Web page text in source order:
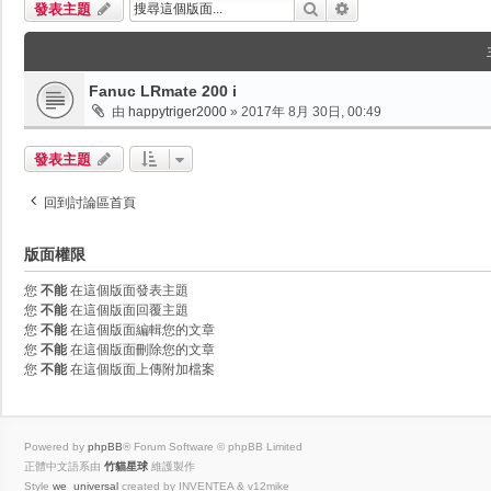
發表主題 搜尋
Fanuc LRmate 200 i
由 happytriger2000 » 2017年 8月 30日, 00:49
發表主題
回到討論區首頁
版面權限
您 不能在這個版面發表主題
您 不能在這個版面回覆主題
您 不能在這個版面編輯您的文章
您 不能在這個版面刪除您的文章
您 不能在這個版面上傳附加檔案
Powered by phpBB® Forum Software © phpBB Limited
正體中文語系由 竹貓星球 維護製作
Style we_universal created by INVENTEA & v12mike